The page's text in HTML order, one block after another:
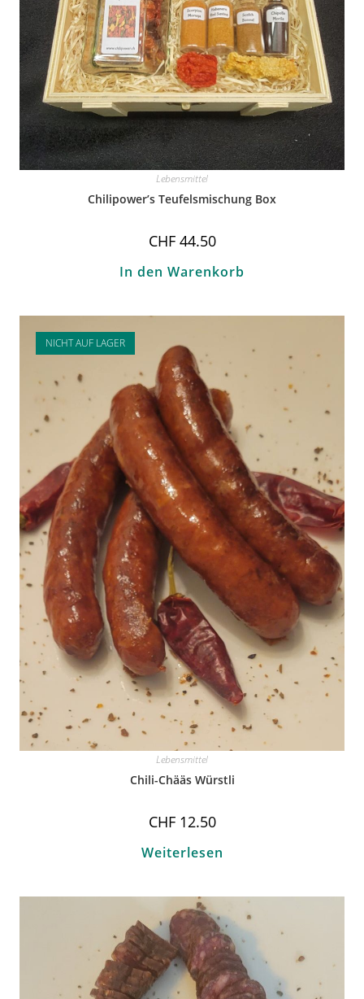
Lebensmittel
Chilipower’s Teufelsmischung Box
CHF44.50
In den Warenkorb
NICHT AUF LAGER
Lebensmittel
Chili-Chääs Würstli
CHF12.50
Weiterlesen